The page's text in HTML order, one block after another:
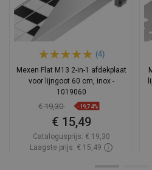
(4)
Mexen Flat M13 2-in-1 afdekplaat
voor lijngoot 60 cm, inox -
1019060
€ 19,30 -19,74%
€ 15,49
Catalogusprijs: € 19,30
Laagste prijs: € 15,49